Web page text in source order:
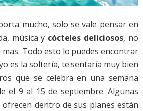
mucho, solo se vale pensar en
música y cócteles deliciosos, no
mas. Todo esto lo puedes encontrar
es la soltería, te sentaría muy bien
que se celebra en una semana
el 9 al 15 de septiembre. Algunas
ofrecen dentro de sus planes están